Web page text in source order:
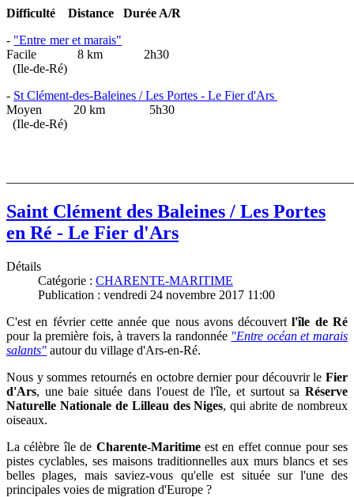
Difficulté Distance Durée A/R
- "Entre mer et marais"
Facile 8 km 2h30
(Ile-de-Ré)
- St Clément-des-Baleines / Les Portes - Le Fier d'Ars
Moyen 20 km 5h30
(Ile-de-Ré)
Saint Clément des Baleines / Les Portes
en Ré - Le Fier d'Ars
Détails
Catégorie : CHARENTE-MARITIME
Publication : vendredi 24 novembre 2017 11:00
C'est en février cette année que nous avons découvertl'île de Ré
pour la première fois, à travers la randonnée "Entre océan et marais
salants" autour du village d'Ars-en-Ré.
Nous y sommes retournés en octobre dernier pour découvrir le Fier
d'Ars, une baie située dans l'ouest de l'île, et surtout sa Réserve
Naturelle Nationale de Lilleau des Niges, qui abrite de nombreux
oiseaux.
La célèbre île de Charente-Maritimeest en effet connue pour ses
pistes cyclables, ses maisons traditionnelles aux murs blancs et ses
belles plages, mais saviez-vous qu'elle est située sur l'une des
principales voies de migration d'Europe ?